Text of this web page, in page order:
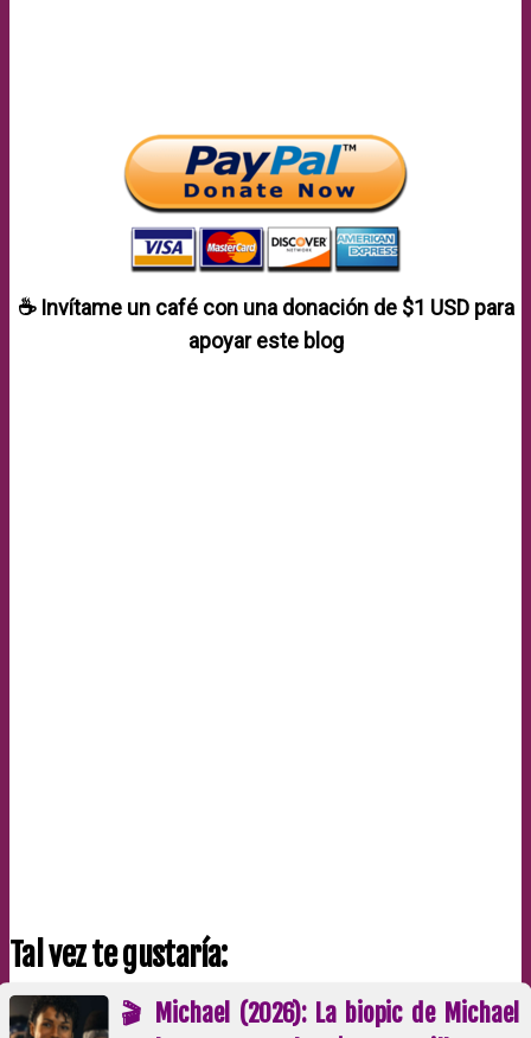
☕ Invítame un café con una donación de $1 USDpara
apoyar este blog
Tal vez te gustaría:
🎬 Michael (2026): La biopic de Michael